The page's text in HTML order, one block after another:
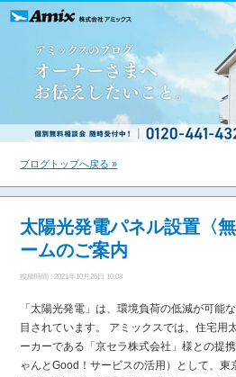
ブログトップへ戻る »
太陽光発電パネル設置〈
ームのご案内
投稿時間 : 2021年10月26日 10:08
「太陽光発電」は、環境負荷の低減が可能
目されています。 アミックスでは、住宅用
ーカーである「京セラ株式会社」様との提
ゃんとGood！サービスの活用）として、東